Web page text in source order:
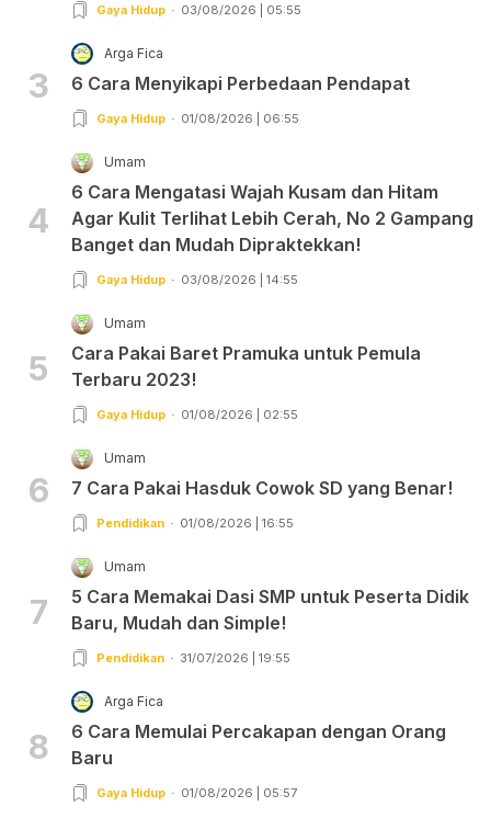
Gaya Hidup 03/08/2026 | 05:55
3
Arga Fica
6 Cara Menyikapi Perbedaan Pendapat
Gaya Hidup 01/08/2026 | 06:55
4
Umam
6 Cara Mengatasi Wajah Kusam dan Hitam
Agar Kulit Terlihat Lebih Cerah, No 2 Gampang
Banget dan Mudah Dipraktekkan!
Gaya Hidup 03/08/2026 | 14:55
5
Umam
Cara Pakai Baret Pramuka untuk Pemula
Terbaru 2023!
Gaya Hidup 01/08/2026 | 02:55
6
Umam
7 Cara Pakai Hasduk Cowok SD yang Benar!
Pendidikan 01/08/2026 | 16:55
7
Umam
5 Cara Memakai Dasi SMP untuk Peserta Didik
Baru, Mudah dan Simple!
Pendidikan 31/07/2026 | 19:55
8
Arga Fica
6 Cara Memulai Percakapan dengan Orang
Baru
Gaya Hidup 01/08/2026 | 05:57